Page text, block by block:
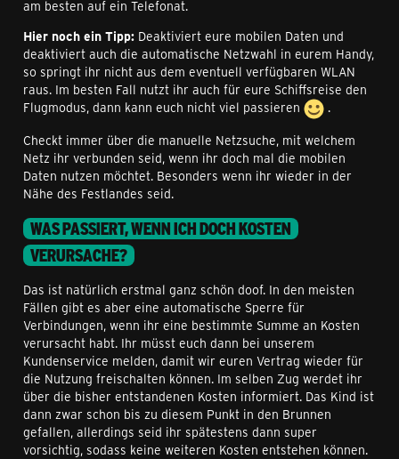
am besten auf ein Telefonat.
Hier noch ein Tipp: Deaktiviert eure mobilen Daten und
deaktiviert auch die automatische Netzwahl in eurem Handy,
so springt ihr nicht aus dem eventuell verfügbaren WLAN
raus. Im besten Fall nutzt ihr auch für eure Schiffsreise den
Flugmodus, dann kann euch nicht viel passieren
.
Checkt immer über die manuelle Netzsuche, mit welchem
Netz ihr verbunden seid, wenn ihr doch mal die mobilen
Daten nutzen möchtet. Besonders wenn ihr wieder in der
Nähe des Festlandes seid.
WAS PASSIERT, WENN ICH DOCH KOSTEN
VERURSACHE?
Das ist natürlich erstmal ganz schön doof. In den meisten
Fällen gibt es aber eine automatische Sperre für
Verbindungen, wenn ihr eine bestimmte Summe an Kosten
verursacht habt. Ihr müsst euch dann bei unserem
Kundenservice melden, damit wir euren Vertrag wieder für
die Nutzung freischalten können. Im selben Zug werdet ihr
über die bisher entstandenen Kosten informiert. Das Kind ist
dann zwar schon bis zu diesem Punkt in den Brunnen
gefallen, allerdings seid ihr spätestens dann super
vorsichtig, sodass keine weiteren Kosten entstehen können.